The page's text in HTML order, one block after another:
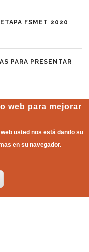
FSMET 2020
PARA PRESENTAR
2º DIÁLOGO DEL
web para mejorar
usted nos está dando su
en su navegador.